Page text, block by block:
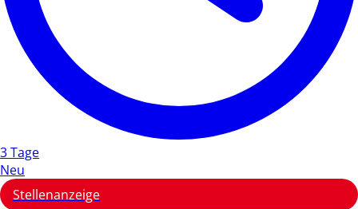
3 Tage
Neu
Stellenanzeige